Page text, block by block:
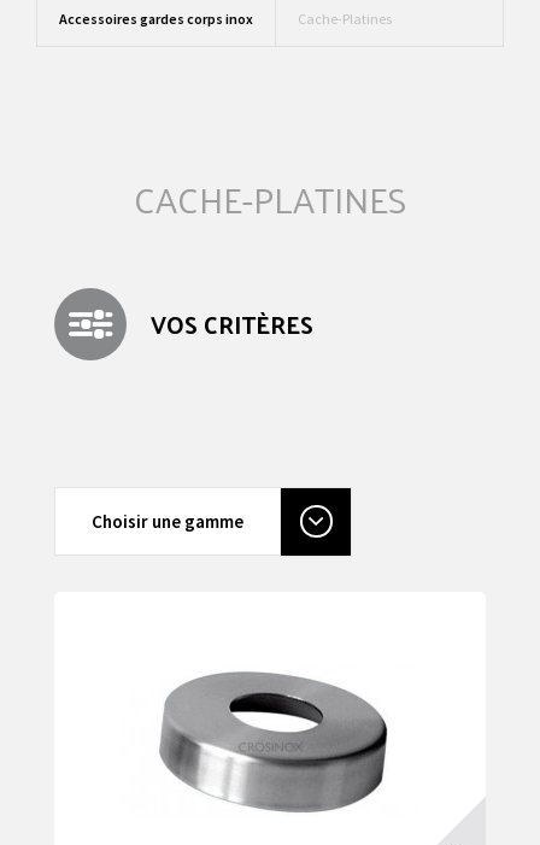
Accessoires gardes corps inox Cache-Platines
CACHE-PLATINES
VOS CRITÈRES
Choisir une gamme